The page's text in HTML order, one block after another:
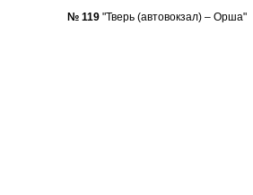
№ 119 "Тверь (автовокзал) – Орша"